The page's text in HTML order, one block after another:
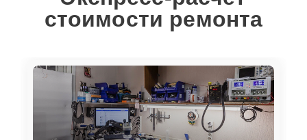
стоимости ремонта